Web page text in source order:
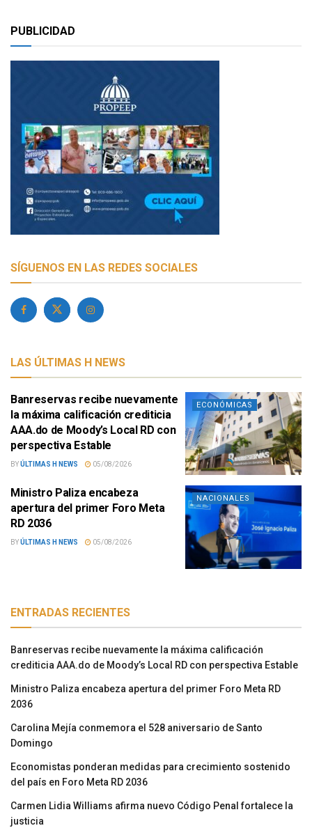
PUBLICIDAD
SÍGUENOS EN LAS REDES SOCIALES
LAS ÚLTIMAS H NEWS
ECONÓMICAS
Banreservas recibe nuevamente
la máxima calificación crediticia
AAA.do de Moody’s Local RD con
perspectiva Estable
BYÚLTIMAS H NEWS 05/08/2026
NACIONALES
Ministro Paliza encabeza
apertura del primer Foro Meta
RD 2036
BYÚLTIMAS H NEWS 05/08/2026
ENTRADAS RECIENTES
Banreservas recibe nuevamente la máxima calificación
crediticia AAA.do de Moody’s Local RD con perspectiva Estable
Ministro Paliza encabeza apertura del primer Foro Meta RD
2036
Carolina Mejía conmemora el 528 aniversario de Santo
Domingo
Economistas ponderan medidas para crecimiento sostenido
del país en Foro Meta RD 2036
Carmen Lidia Williams afirma nuevo Código Penal fortalece la
justicia